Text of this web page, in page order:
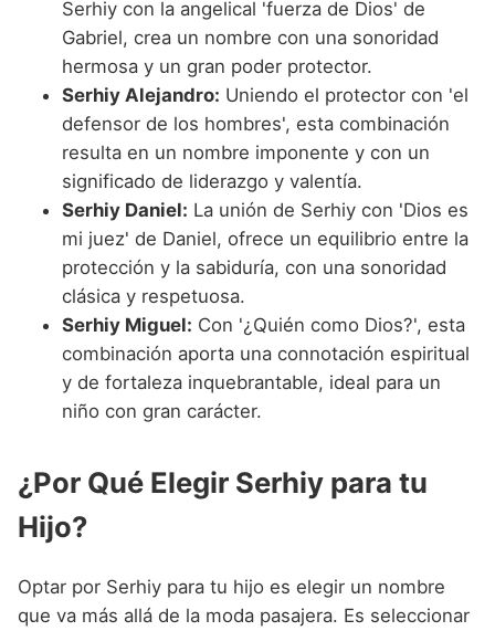
Serhiy con la angelical 'fuerza de Dios' de
Gabriel, crea un nombre con una sonoridad
hermosa y un gran poder protector.
Serhiy Alejandro: Uniendo el protector con 'el
defensor de los hombres', esta combinación
resulta en un nombre imponente y con un
significado de liderazgo y valentía.
Serhiy Daniel: La unión de Serhiy con 'Dios es
mi juez' de Daniel, ofrece un equilibrio entre la
protección y la sabiduría, con una sonoridad
clásica y respetuosa.
Serhiy Miguel: Con '¿Quién como Dios?', esta
combinación aporta una connotación espiritual
y de fortaleza inquebrantable, ideal para un
niño con gran carácter.
¿Por Qué Elegir Serhiy para tu
Hijo?
Optar por Serhiy para tu hijo es elegir un nombre
que va más allá de la moda pasajera. Es seleccionar